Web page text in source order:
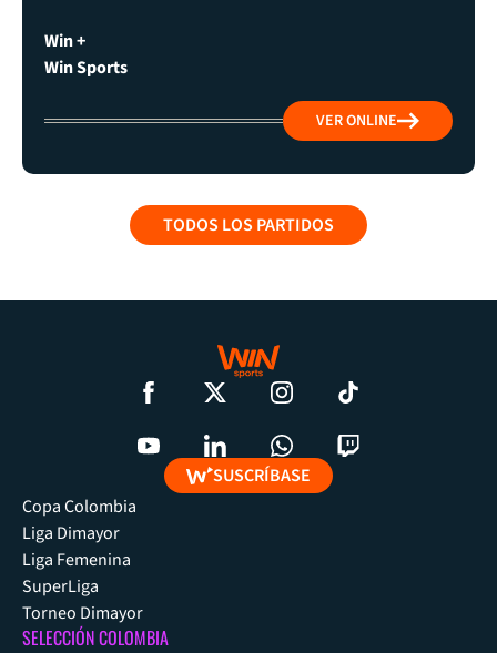
Win +
Win Sports
VER ONLINE
TODOS LOS PARTIDOS
SUSCRÍBASE
Copa Colombia
Liga Dimayor
Liga Femenina
SuperLiga
Torneo Dimayor
SELECCIÓN COLOMBIA